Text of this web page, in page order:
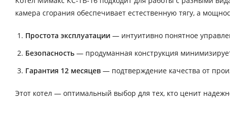
камера сгорания обеспечивает естественную тягу, а
Простота эксплуатации — интуитивно понятное
Безопасность — продуманная конструкция
Гарантия 12 месяцев — подтверждение качества от
Этот котел — оптимальный выбор для тех, кто ценит